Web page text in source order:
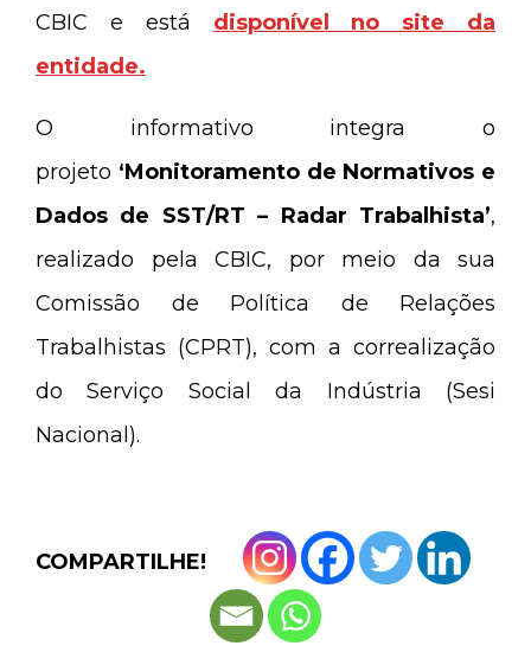
CBIC e está disponível no site da
entidade.
O informativo integra o
projeto ‘Monitoramento de Normativos e
Dados de SST/RT – Radar Trabalhista’,
realizado pela CBIC, por meio da sua
Comissão de Política de Relações
Trabalhistas (CPRT), com a correalização
do Serviço Social da Indústria (Sesi
Nacional).
COMPARTILHE!